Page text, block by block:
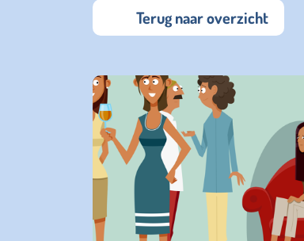
Terug naar overzicht